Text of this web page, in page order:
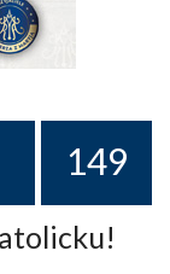
149